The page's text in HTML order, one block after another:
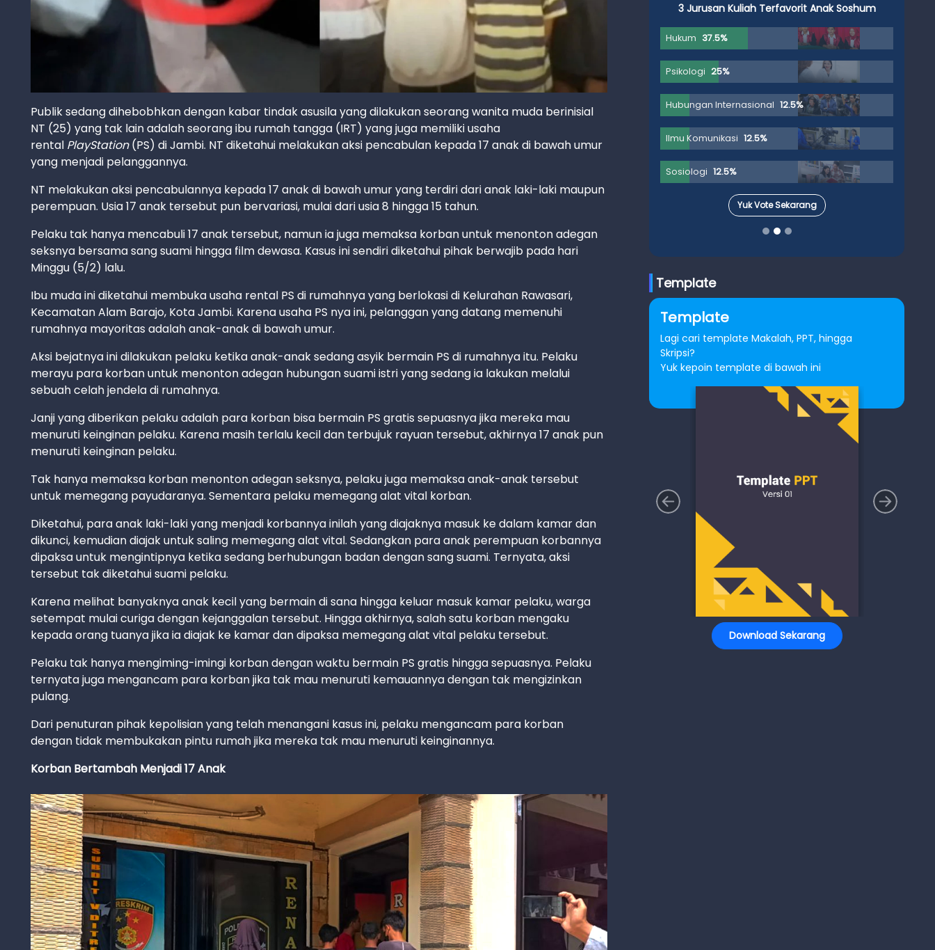
Publik sedang dihebobhkan dengan kabar tindak asusila yang dilakukan seorang wanita muda berinisial
NT (25) yang tak lain adalah seorang ibu rumah tangga (IRT) yang juga memiliki usaha
rental PlayStation(PS) di Jambi. NT diketahui melakukan aksi pencabulan kepada 17 anak di bawah umur
yang menjadi pelanggannya.
NT melakukan aksi pencabulannya kepada 17 anak di bawah umur yang terdiri dari anak laki-laki maupun
perempuan. Usia 17 anak tersebut pun bervariasi, mulai dari usia 8 hingga 15 tahun.
Pelaku tak hanya mencabuli 17 anak tersebut, namun ia juga memaksa korban untuk menonton adegan
seksnya bersama sang suami hingga film dewasa. Kasus ini sendiri diketahui pihak berwajib pada hari
Minggu (5/2) lalu.
Ibu muda ini diketahui membuka usaha rental PS di rumahnya yang berlokasi di Kelurahan Rawasari,
Kecamatan Alam Barajo, Kota Jambi. Karena usaha PS nya ini, pelanggan yang datang memenuhi
rumahnya mayoritas adalah anak-anak di bawah umur.
Aksi bejatnya ini dilakukan pelaku ketika anak-anak sedang asyik bermain PS di rumahnya itu. Pelaku
merayu para korban untuk menonton adegan hubungan suami istri yang sedang ia lakukan melalui
sebuah celah jendela di rumahnya.
Janji yang diberikan pelaku adalah para korban bisa bermain PS gratis sepuasnya jika mereka mau
menuruti keinginan pelaku. Karena masih terlalu kecil dan terbujuk rayuan tersebut, akhirnya 17 anak pun
menuruti keinginan pelaku.
Tak hanya memaksa korban menonton adegan seksnya, pelaku juga memaksa anak-anak tersebut
untuk memegang payudaranya. Sementara pelaku memegang alat vital korban.
Diketahui, para anak laki-laki yang menjadi korbannya inilah yang diajaknya masuk ke dalam kamar dan
dikunci, kemudian diajak untuk saling memegang alat vital. Sedangkan para anak perempuan korbannya
dipaksa untuk mengintipnya ketika sedang berhubungan badan dengan sang suami. Ternyata, aksi
tersebut tak diketahui suami pelaku.
Karena melihat banyaknya anak kecil yang bermain di sana hingga keluar masuk kamar pelaku, warga
setempat mulai curiga dengan kejanggalan tersebut. Hingga akhirnya, salah satu korban mengaku
kepada orang tuanya jika ia diajak ke kamar dan dipaksa memegang alat vital pelaku tersebut.
Pelaku tak hanya mengiming-imingi korban dengan waktu bermain PS gratis hingga sepuasnya. Pelaku
ternyata juga mengancam para korban jika tak mau menuruti kemauannya dengan tak mengizinkan
pulang.
Dari penuturan pihak kepolisian yang telah menangani kasus ini, pelaku mengancam para korban
dengan tidak membukakan pintu rumah jika mereka tak mau menuruti keinginannya.
Korban Bertambah Menjadi 17 Anak
3 Jurusan Kuliah Terfavorit Anak Soshum
Hukum 37.5%
Psikologi 25%
Hubungan Internasional 12.5%
Ilmu Komunikasi 12.5%
Sosiologi 12.5%
Yuk Vote Sekarang
Template
Template
Lagi cari template Makalah, PPT, hingga
Skripsi?
Yuk kepoin template di bawah ini
Download Sekarang